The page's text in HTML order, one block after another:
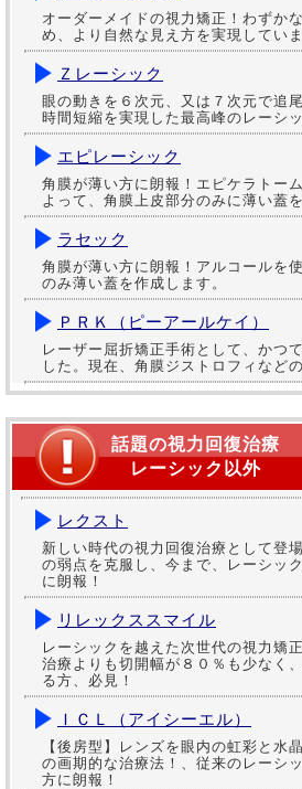
オーダーメイドの視力矯正！わずか
め、より自然な見え方を実現していま
Ｚレーシック
眼の動きを６次元、又は７次元で追
時間短縮を実現した最高峰のレーシッ
エピレーシック
角膜が薄い方に朗報！エピケラトー
よって、角膜上皮部分のみに薄い蓋
ラセック
角膜が薄い方に朗報！アルコールを
のみ薄い蓋を作成します。
ＰＲＫ（ピーアールケイ）
レーザー屈折矯正手術として、かつ
した。現在、角膜ジストロフィなど
話題の視力回復治療
レーシック以外
レクスト
新しい時代の視力回復治療として登
の弱点を克服し、今まで、レーシッ
に朗報！
リレックススマイル
レーシックを越えた次世代の視力矯
治療よりも切開幅が８０％も少なく
る方、必見！
ＩＣＬ（アイシーエル）
【後房型】レンズを眼内の虹彩と水
の画期的な治療法！、従来のレーシ
方に朗報！